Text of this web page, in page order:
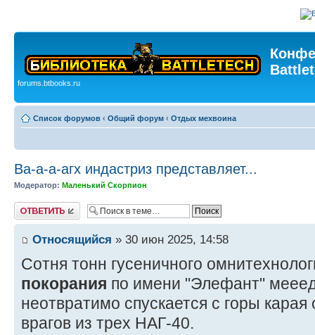
forums.btbooks.ru
Список форумов ‹ Общий форум ‹ Отдых мехвоина
Ва-а-а-агх индастриз представляет...
Модератор: Маленький Скорпион
Ответить
Относящийся » 30 июн 2025, 14:58
Сотня тонн гусеничного
покорания по имени "Элефант"
неотвратимо спускается с горы
врагов из трех НАГ-40.